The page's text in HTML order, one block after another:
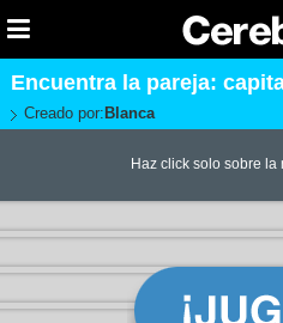
Encuentra la pareja:
Creado por: Blanca
Haz click solo sobre la